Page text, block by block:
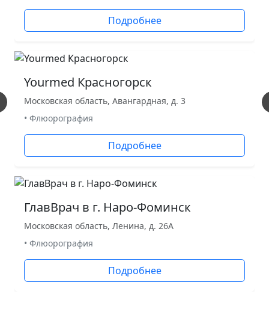
Подробнее
Yourmed Красногорск
Московская область, Авангардная, д. 3
• Флюорография
Подробнее
ГлавВрач в г. Наро-Фоминск
Московская область, Ленина, д. 26А
• Флюорография
Подробнее